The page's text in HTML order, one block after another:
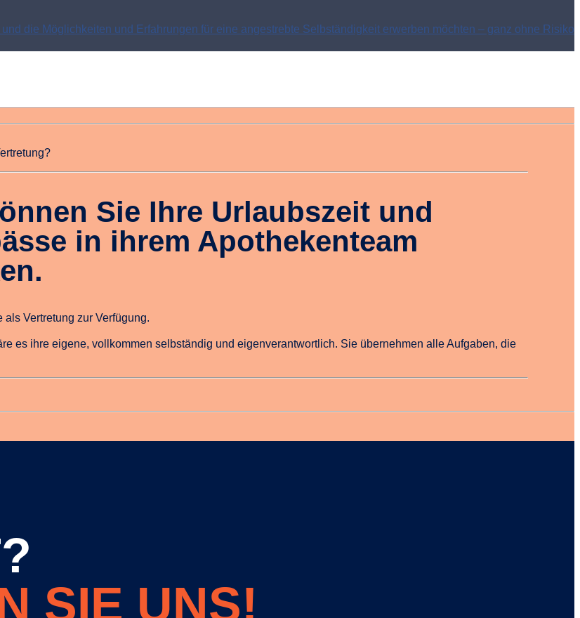
die Möglichkeiten und Erfahrungen für eine angestrebte Selbständigkeit erwerben möchten – ganz ohne Risiko
Sie Ihre Urlaubszeit und
in ihrem Apothekenteam
Vertretung zur Verfügung.
es ihre eigene, vollkommen selbständig und eigenverantwortlich. Sie übernehmen alle Aufgaben, die
SIE UNS!